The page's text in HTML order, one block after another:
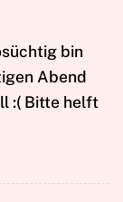
bin
Abend
:( Bitte helft